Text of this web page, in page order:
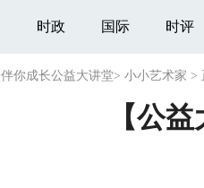
时政 国际 时评
伴你成长公益大讲堂> 小小艺术家 >
【公